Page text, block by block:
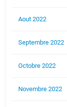
Aout 2022
Septembre 2022
Octobre 2022
Novembre 2022